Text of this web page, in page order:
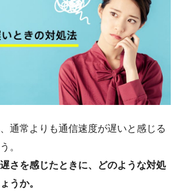
通常よりも通信速度が遅いと感じる
。
さを感じたときに、どのような対処
うか。